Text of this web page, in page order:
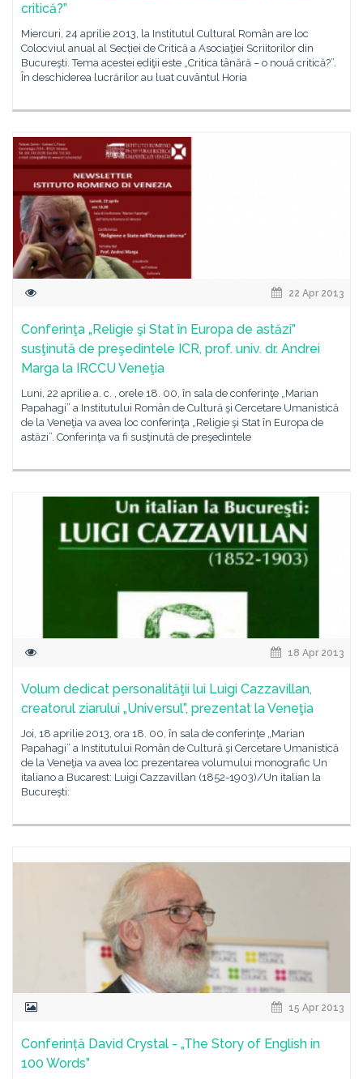
critică?”
Miercuri, 24 aprilie 2013, la Institutul Cultural Român are loc
Colocviul anual al Secției de Critică a Asociaţiei Scriitorilor din
Bucureşti. Tema acestei ediţii este „Critica tânără – o nouă critică?”.
În deschiderea lucrărilor au luat cuvântul Horia
22 Apr 2013
Conferinţa „Religie şi Stat în Europa de astăzi”
susţinută de preşedintele ICR, prof. univ. dr. Andrei
Marga la IRCCU Veneţia
Luni, 22 aprilie a. c. , orele 18. 00, în sala de conferinţe „Marian
Papahagi” a Institutului Român de Cultură şi Cercetare Umanistică
de la Veneţia va avea loc conferinţa „Religie şi Stat în Europa de
astăzi”. Conferinţa va fi susţinută de preşedintele
18 Apr 2013
Volum dedicat personalităţii lui Luigi Cazzavillan,
creatorul ziarului „Universul”, prezentat la Veneţia
Joi, 18 aprilie 2013, ora 18. 00, în sala de conferinţe „Marian
Papahagi” a Institutului Român de Cultură şi Cercetare Umanistică
de la Veneţia va avea loc prezentarea volumului monografic Un
italiano a Bucarest: Luigi Cazzavillan (1852-1903)/Un italian la
Bucureşti:
15 Apr 2013
Conferință David Crystal - „The Story of English in
100 Words”